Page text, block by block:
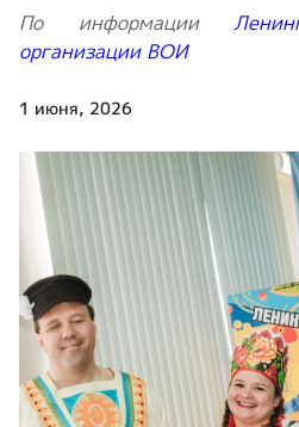
По информации
организации ВОИ
1 июня, 2026